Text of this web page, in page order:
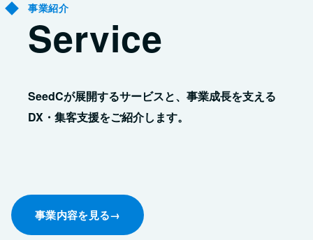
事業紹介
Service
SeedCが展開するサービスと、事業成長を支える
DX・集客支援をご紹介します。
事業内容を見る→